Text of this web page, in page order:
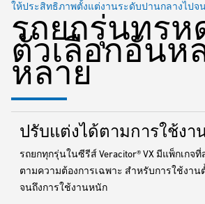
ให้ประสิทธิภาพตั้งแต่งานระดับปานกลางไปจ
รถยกรุ่นทรห
ตัวเลือกอันห
หลาย
ปรับแต่งได้ตามการใช้งา
รถยกทุกรุ่นในซีรีส์ Veracitor® VX มีแพ็กเกจ
ตามความต้องการเฉพาะ สำหรับการใช้งาน
จนถึงการใช้งานหนัก